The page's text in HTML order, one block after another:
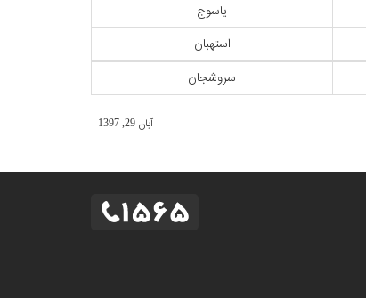
یاسوج
استهبان
سروشجان
آبان 29, 1397